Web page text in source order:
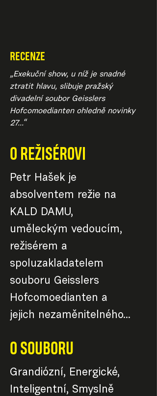
RECENZE
„Exekuční show, u níž je snadné
ztratit hlavu, slibuje pražský
divadelní soubor Geisslers
Hofcomoedianten ohledně novinky
27...“
O REŽISÉROVI
Petr Hašek je
absolventem režie na
KALD DAMU,
uměleckým vedoucím,
režisérem a
spoluzakladatelem
souboru Geisslers
Hofcomoedianten a
jejich nezaměnitelného...
O SOUBORU
Grandiózní, Energické,
Inteligentní, Smyslně